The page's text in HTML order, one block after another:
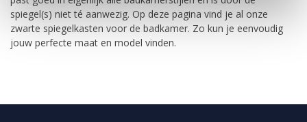
spiegel(s) niet té aanwezig. Op deze pagina vind je al onze
zwarte spiegelkasten voor de badkamer. Zo kun je eenvoudig
jouw perfecte maat en model vinden.